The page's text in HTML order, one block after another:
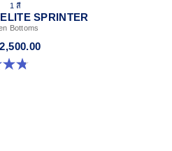
1 สี
SPRINTER
Bottoms